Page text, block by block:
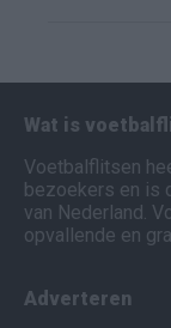
Wat is
Voetbalflitsen
bezoekers en is
van Nederland.
opvallende en
Adverteren